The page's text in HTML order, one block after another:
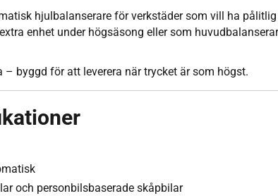
hjulbalanserare för verkstäder som vill ha
enhet under högsäsong eller som
byggd för att leverera när trycket är som högst.
och personbilsbaserade skåpbilar